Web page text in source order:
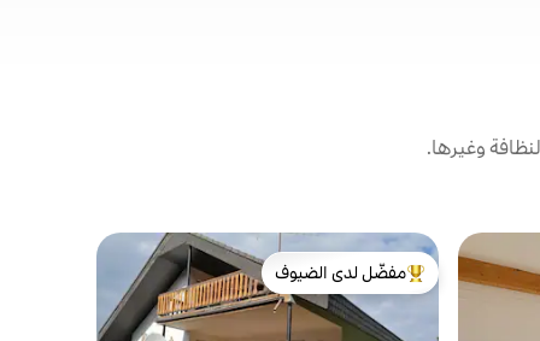
وغيرها.
من أبرز البيوت المفضّلة لدى الضيوف
مفضّل لدى الضيوف